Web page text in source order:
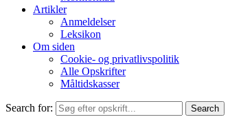
Artikler
Anmeldelser
Leksikon
Om siden
Cookie- og privatlivspolitik
Alle Opskrifter
Måltidskasser
Search for: